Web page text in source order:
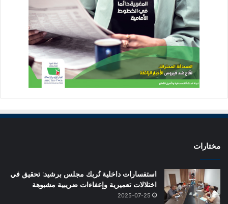
مختارات
استفسارات داخلية تُربك مجلس برشيد: تحقيق في
اختلالات تعميرية وإعفاءات ضريبية مشبوهة
2025-07-25